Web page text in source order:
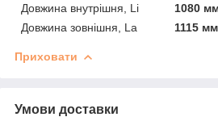
Довжина внутрішня, Li
1080
Довжина зовнішня, La
1115 мм
Приховати
Умови доставки